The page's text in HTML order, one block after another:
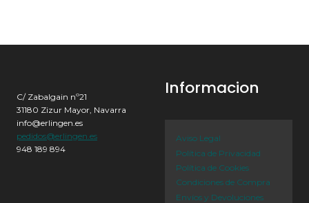
C/ Zabalgain nº21
31180 Zizur Mayor, Navarra
info@erlingen.es
pedidos@erlingen.es
948 189 894
Informacion
Aviso Legal
Política de Privacidad
Política de Cookies
Condiciones de Compra
Envíos y Devoluciones